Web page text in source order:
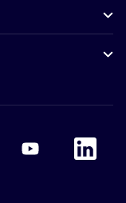
Accor Youtube
Accor